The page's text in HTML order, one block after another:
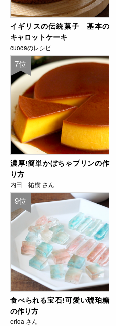
イギリスの伝統菓子 基本の
キャロットケーキ
cuocaのレシピ
7位
濃厚!簡単かぼちゃプリンの作
り方
内田 祐樹 さん
9位
食べられる宝石!可愛い琥珀糖
の作り方
erica さん